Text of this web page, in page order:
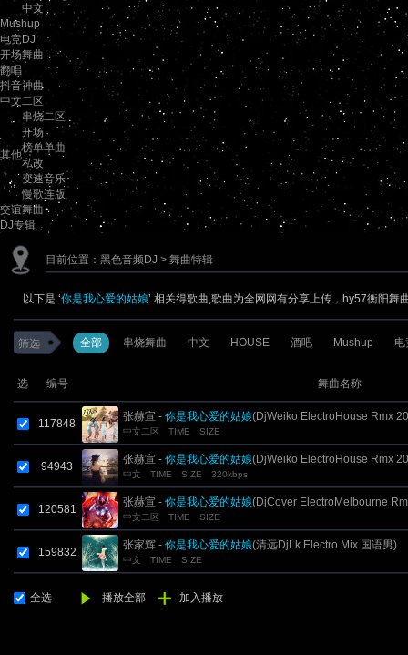
中文
Mushup
电竞DJ
开场舞曲
翻唱
抖音神曲
中文二区
其他
串烧二区
开场
榜单单曲
私改
变速音乐
慢歌连版
交谊舞曲
DJ专辑
目前位置： 黑色音频DJ > 舞曲特辑
以下是 ‘你是我心爱的姑娘’.相关得歌曲,歌曲为全网网有分享上传，hy57衡阳舞
筛选 全部 串烧舞曲 中文 HOUSE 酒吧 Mushup 电
选 编号 舞曲名称
117848
张赫宣 - 你是我心爱的姑娘(DjWeiko ElectroHouse Rmx
中文二区 TIME SIZE
94943
张赫宣 - 你是我心爱的姑娘(DjWeiko ElectroHouse Rmx
中文 TIME SIZE 320kbps
120581
张赫宣 - 你是我心爱的姑娘(DjCover ElectroMelbourne
2017)
中文二区 TIME SIZE
159832
张家辉 - 你是我心爱的姑娘(清远DjLk Electro Mix 国语男)
中文 TIME SIZE
全选 播放全部 加入播放